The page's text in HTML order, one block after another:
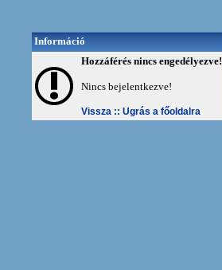
Információ
Hozzáférés nincs engedélyezve!
Nincs bejelentkezve!
Vissza :: Ugrás a főoldalra